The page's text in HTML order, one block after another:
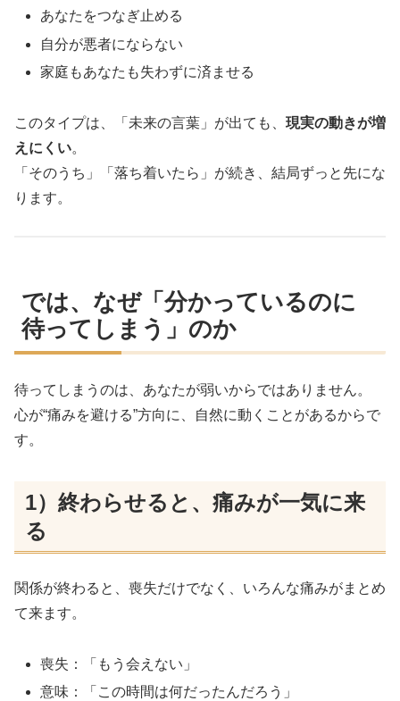
あなたをつなぎ止める
自分が悪者にならない
家庭もあなたも失わずに済ませる
このタイプは、「未来の言葉」が出ても、 現実の動きが増
えにくい。
「そのうち」「落ち着いたら」が続き、結局ずっと先にな
ります。
では、なぜ「分かっているのに
待ってしまう」のか
待ってしまうのは、あなたが弱いからではありません。
心が“痛みを避ける”方向に、自然に動くことがあるからで
す。
1）終わらせると、痛みが一気に来
る
関係が終わると、喪失だけでなく、いろんな痛みがまとめ
て来ます。
喪失：「もう会えない」
意味：「この時間は何だったんだろう」